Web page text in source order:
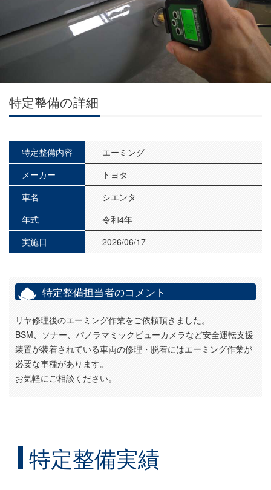
特定整備の詳細
特定整備内容
エーミング
メーカー
トヨタ
車名
シエンタ
年式
令和4年
実施日
2026/06/17
特定整備担当者のコメント
リヤ修理後のエーミング作業をご依頼頂きました。
BSM、ソナー、パノラマミックビューカメラなど安全運転支援
装置が装着されている車両の修理・脱着にはエーミング作業が
必要な車種があります。
お気軽にご相談ください。
特定整備実績